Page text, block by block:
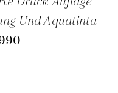
Und Aquatinta